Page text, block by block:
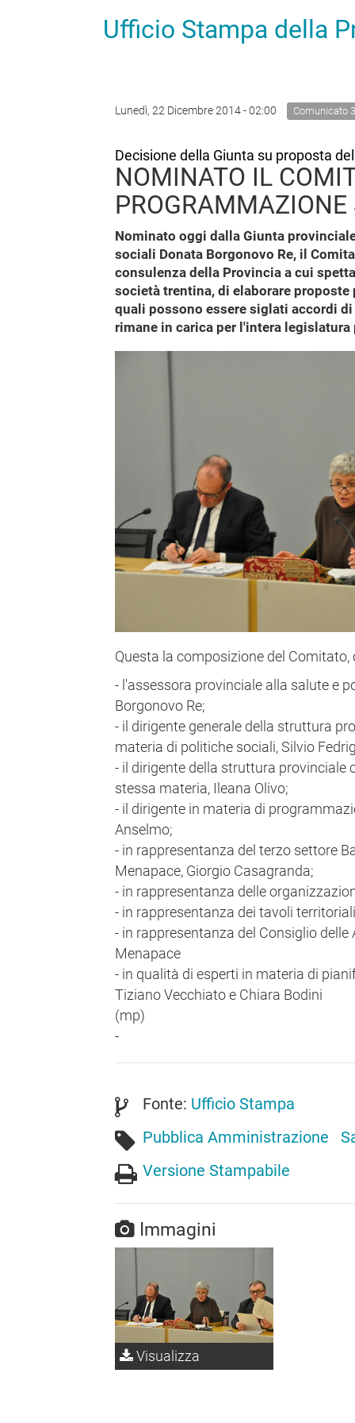
Ufficio Stampa della
Lunedì, 22 Dicembre 2014 - 02:00 Comunicato
Decisione della Giunta su proposta
NOMINATO IL
PROGRAMMAZIONE
Nominato oggi dalla Giunta
sociali Donata Borgonovo Re, il
consulenza della Provincia a cui
società trentina, di elaborare
quali possono essere siglati accordi
rimane in carica per l'intera
Questa la composizione del
- l'assessora provinciale alla salute e
Borgonovo Re;
- il dirigente generale della struttura
materia di politiche sociali, Silvio
- il dirigente della struttura provinciale
stessa materia, Ileana Olivo;
- il dirigente in materia di
Anselmo;
- in rappresentanza del terzo settore
Menapace, Giorgio Casagranda;
- in rappresentanza delle
- in rappresentanza dei tavoli
- in rappresentanza del Consiglio
Menapace
- in qualità di esperti in materia di
Tiziano Vecchiato e Chiara Bodini
(mp)
-
Fonte: Ufficio Stampa
Pubblica Amministrazione
Versione Stampabile
Immagini
Visualizza